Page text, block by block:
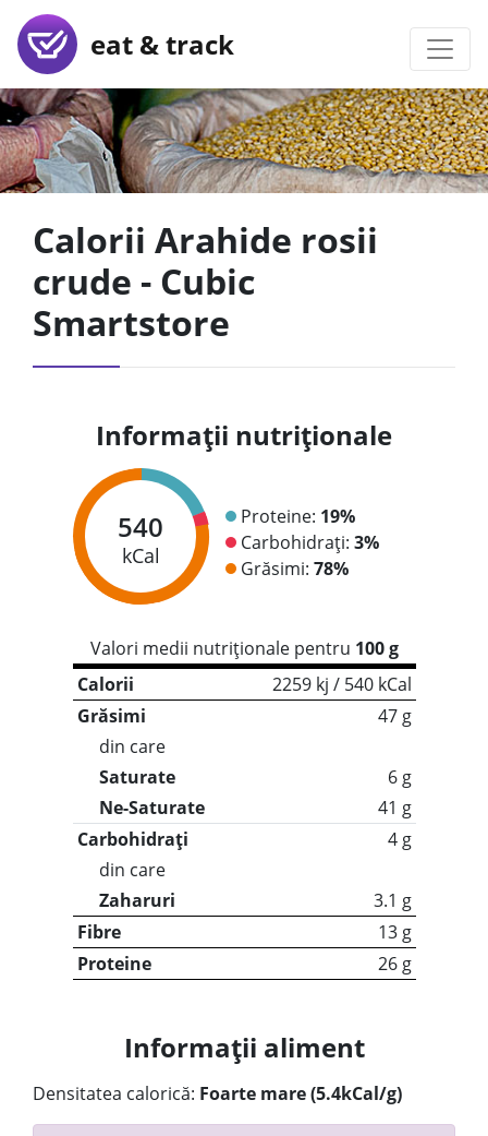
eat & track
Calorii Arahide rosii
crude - Cubic
Smartstore
Informații nutriționale
540
kCal
Proteine: 19%
Carbohidrați: 3%
Grăsimi: 78%
Valori medii nutriționale pentru 100 g
Calorii
2259 kj / 540 kCal
Grăsimi
47 g
din care
Saturate
6 g
Ne-Saturate
41 g
Carbohidrați
4 g
din care
Zaharuri
3.1 g
Fibre
13 g
Proteine
26 g
Informații aliment
Densitatea calorică: Foarte mare (5.4kCal/g)